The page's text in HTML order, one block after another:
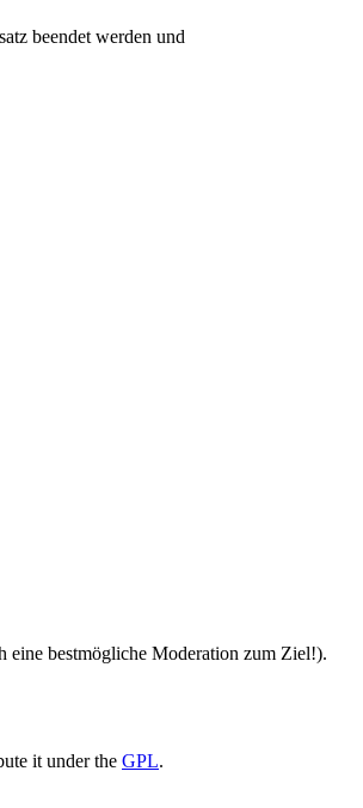
beendet werden und
bestmögliche Moderation zum Ziel!).
it under the GPL.